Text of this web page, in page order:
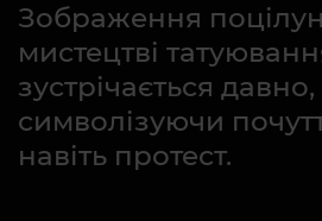
Зображення
мистецтві
зустрічається давно,
символізуючи
навіть протест.